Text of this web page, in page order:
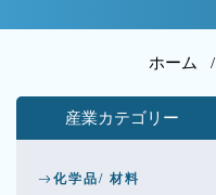
ホーム /
産業カテゴリー
化学品/ 材料